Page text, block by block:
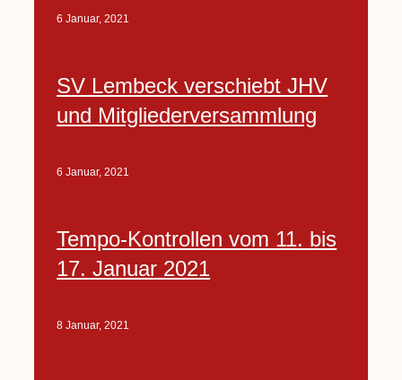
6 Januar, 2021
SV Lembeck verschiebt JHV
und Mitgliederversammlung
6 Januar, 2021
Tempo-Kontrollen vom 11. bis
17. Januar 2021
8 Januar, 2021